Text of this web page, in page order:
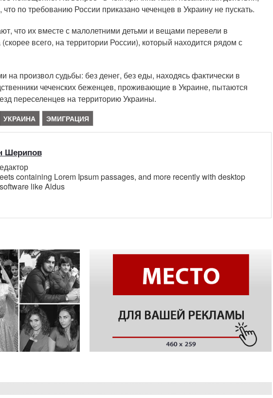
по требованию России приказано чеченцев в Украину не пускать.
что их вместе с малолетними детьми и вещами перевели в
всего, на территории России), который находится рядом с
произвол судьбы: без денег, без еды, находясь фактически в
чеченских беженцев, проживающие в Украине, пытаются
переселенцев на территорию Украины.
УКРАИНА ЭМИГРАЦИЯ
Шерипов
containing Lorem Ipsum passages, and more recently with desktop
like Aldus